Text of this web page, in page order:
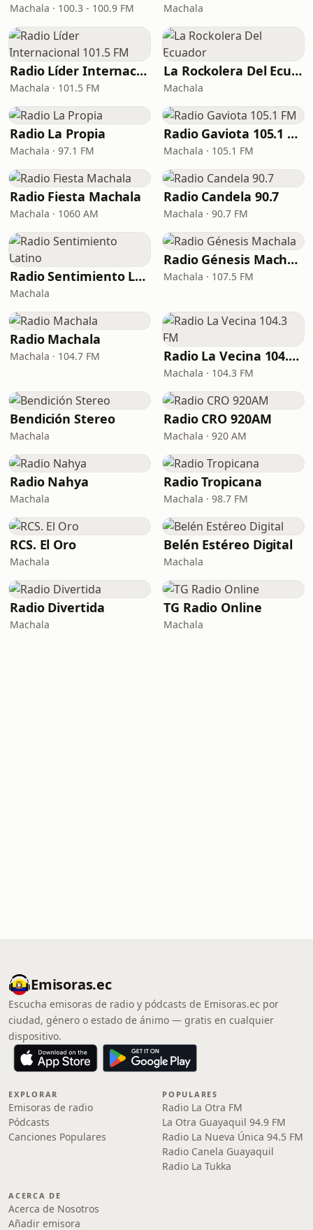
Machala · 100.3 - 100.9 FM Machala
Radio Líder Internacional 101.5 FM
Machala · 101.5 FM
La Rockolera Del Ecuador
Machala
Radio La Propia
Machala · 97.1 FM
Radio Gaviota 105.1 FM
Machala · 105.1 FM
Radio Fiesta Machala
Machala · 1060 AM
Radio Candela 90.7
Machala · 90.7 FM
Radio Sentimiento Latino
Machala
Radio Génesis Machala
Machala · 107.5 FM
Radio Machala
Machala · 104.7 FM Radio La Vecina 104.3 FM
Machala · 104.3 FM
Bendición Stereo
Machala
Radio CRO 920AM
Machala · 920 AM
Radio Nahya
Machala
Radio Tropicana
Machala · 98.7 FM
RCS. El Oro
Machala
Belén Estéreo Digital
Machala
Radio Divertida
Machala
TG Radio Online
Machala
Emisoras.ec
Escucha emisoras de radio y pódcasts de Emisoras.ec por
ciudad, género o estado de ánimo — gratis en cualquier
dispositivo.
EXPLORAR
Emisoras de radio
Pódcasts
Canciones Populares
POPULARES
Radio La Otra FM
La Otra Guayaquil 94.9 FM
Radio La Nueva Única 94.5 FM
Radio Canela Guayaquil
Radio La Tukka
ACERCA DE
Acerca de Nosotros
Añadir emisora